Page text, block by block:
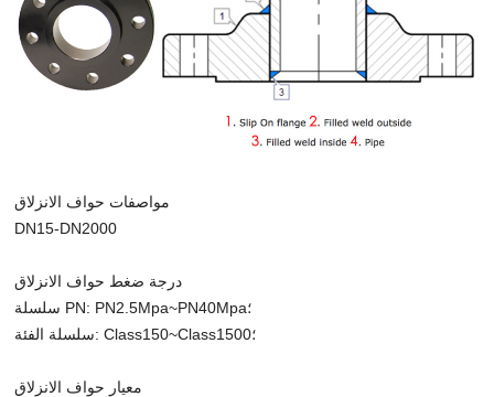
مواصفات حواف الانزلاق
DN15-DN2000
درجة ضغط حواف الانزلاق
سلسلة PN: PN2.5Mpa~PN40Mpa؛
سلسلة الفئة: Class150~Class1500؛
معيار حواف الانزلاق